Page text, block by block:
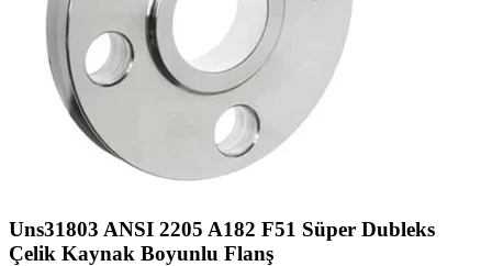
Uns31803 ANSI 2205 A182 F51 Süper Dubleks
Çelik Kaynak Boyunlu Flanş